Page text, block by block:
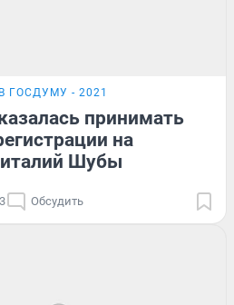
ГОСДУМУ - 2021
принимать
на
Шубы
Обсудить